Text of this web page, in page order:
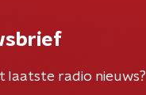
laatste radio nieuws?